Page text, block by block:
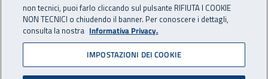
08 ottobre 2019
Costruzioni, nel 2018
non tecnici, puoi farlo cliccando sul pulsante RIFIUTA I COOKIE
NON TECNICI o chiudendo il banner. Per conoscere i dettagli,
consulta la nostra Informativa Privacy.
IMPOSTAZIONI DEI COOKIE